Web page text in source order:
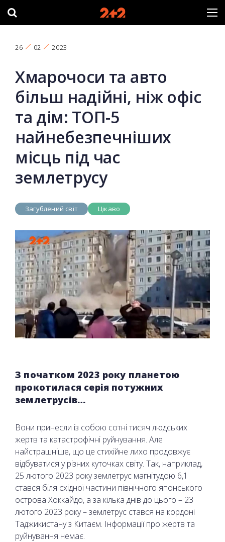
26 02 2023
Хмарочоси та авто
більш надійні, ніж офіс
та дім: ТОП-5
найнебезпечніших
місць під час
землетрусу
Загублений світ Цікаво
З початком 2023 року планетою
прокотилася серія потужних
землетрусів…
Вони принесли із собою сотні тисяч людських
жертв та катастрофічні руйнування. Але
найстрашніше, що це стихійне лихо продовжує
відбуватися у різних куточках світу. Так, наприклад,
25 лютого 2023 року землетрус магнітудою 6,1
стався біля східної частини північного японського
острова Хоккайдо, а за кілька днів до цього – 23
лютого 2023 року – землетрус стався на кордоні
Таджикистану з Китаєм. Інформації про жертв та
руйнування немає.